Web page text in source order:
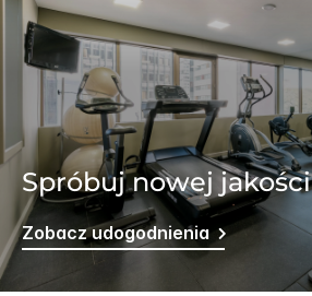
Spróbuj nowej jakości
Zobacz udogodnienia